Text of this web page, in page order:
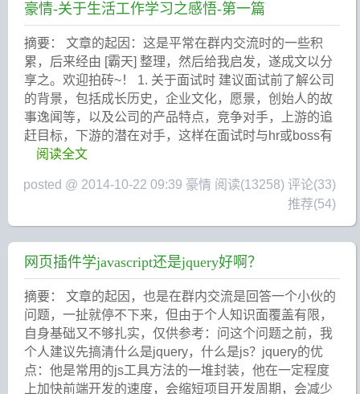
豪情-关于生活工作学习之感悟-第一篇
摘要： 文章的起因：这是平常在群内交流时的一些积
累，后来经由 [霸天] 整理，然后给我启发，遂成文以分
享之。欢迎拍砖~！ 1. 关于面试时 建议面试前了解公司
的背景，包括成长历史，企业文化，愿景，创始人的故
事逸闻等，以及公司的产品特点，竞争对手，上游的追
赶目标，下游的潜在对手，这样在面试时与hr或boss有
阅读全文
posted @ 2014-10-22 09:39 豪情 阅读(13258) 评论(33)
推荐(54)
网页插件学javascript还是jquery好啊？
摘要： 文章的起因，也是在群内交流是回答一个小伙的
问题，一扯就停不下来，但由于个人知识面覆盖有限，
自身基础又不够扎实，仅供参考：问这个问题之前，我
个人建议先搞清什么是jquery，什么是js？jquery的优
点：他是常用的js工具方法的一堆封装，他在一定程度
上加快前端开发的速度，会缩短项目开发周期，会减少